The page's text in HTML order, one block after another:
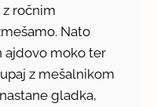
ročnim
Nato
ajdovo moko ter
z mešalnikom
gladka,